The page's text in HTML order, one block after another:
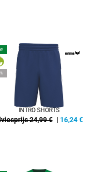
INTRO SHORTS
24,99 € | 16,24€